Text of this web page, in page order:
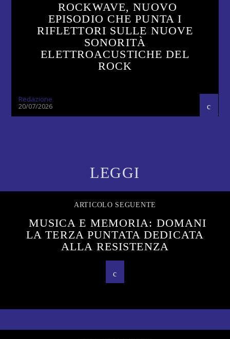
ROCKWAVE, NUOVO
EPISODIO CHE PUNTA I
RIFLETTORI SULLE NUOVE
SONORITÀ
ELETTROACUSTICHE DEL
ROCK
Redazione
20/07/2026
LEGGI
ARTICOLO SEGUENTE
MUSICA E MEMORIA: DOMANI
LA TERZA PUNTATA DEDICATA
ALLA RESISTENZA